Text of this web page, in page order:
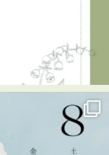
ッジで開催され
らん整体院も出展
な仕事を体験し、
しました！